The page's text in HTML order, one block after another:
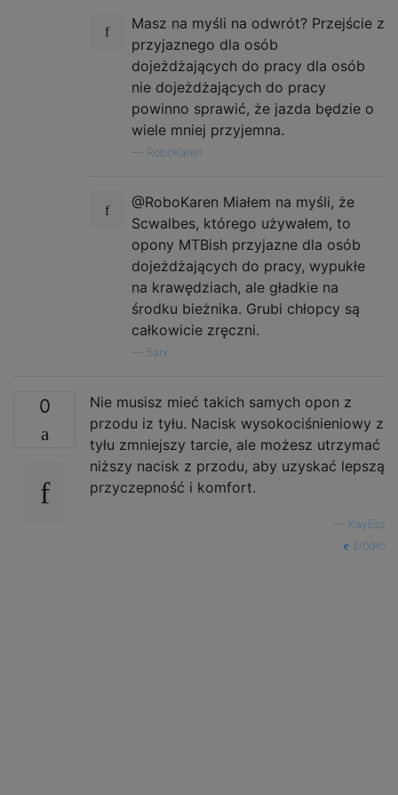
Masz na myśli na odwrót? Przejście z
przyjaznego dla osób
dojeżdżających do pracy dla osób
nie dojeżdżających do pracy
powinno sprawić, że jazda będzie o
wiele mniej przyjemna.
RoboKaren
@RoboKaren Miałem na myśli, że
Scwalbes, którego używałem, to
opony MTBish przyjazne dla osób
dojeżdżających do pracy, wypukłe
na krawędziach, ale gładkie na
środku bieżnika. Grubi chłopcy są
całkowicie zręczni.
5arx
0
Nie musisz mieć takich samych opon z
przodu iz tyłu. Nacisk wysokociśnieniowy z
tyłu zmniejszy tarcie, ale możesz utrzymać
niższy nacisk z przodu, aby uzyskać lepszą
przyczepność i komfort.
KayEss
źródło